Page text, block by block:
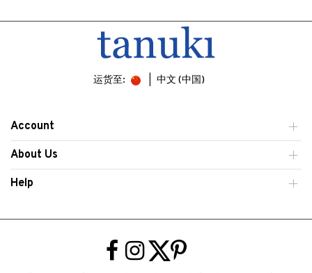
运货至: 中文 (中国)
Account
About Us
Help